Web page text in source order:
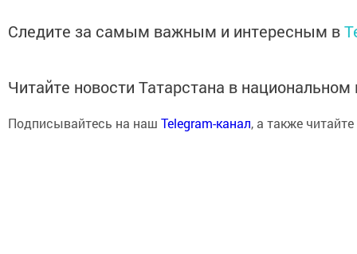
Следите за самым важным и интересным в
Читайте новости Татарстана в
Подписывайтесь на наш Telegram-канал, а также